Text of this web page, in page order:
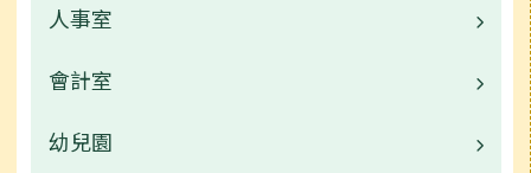
校園公告
常用連結
活動相簿
業務職掌
校園公告
常用連結
人事室
業務職掌
校園公告
會計室
業務職掌
幼兒園